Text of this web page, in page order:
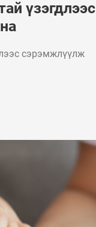
үзэгдлээс
сэрэмжлүүлж